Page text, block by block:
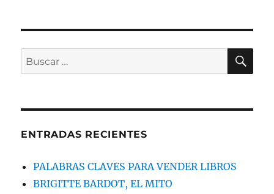
Buscar
por:
ENTRADAS RECIENTES
PALABRAS CLAVES PARA VENDER LIBROS
BRIGITTE BARDOT, EL MITO